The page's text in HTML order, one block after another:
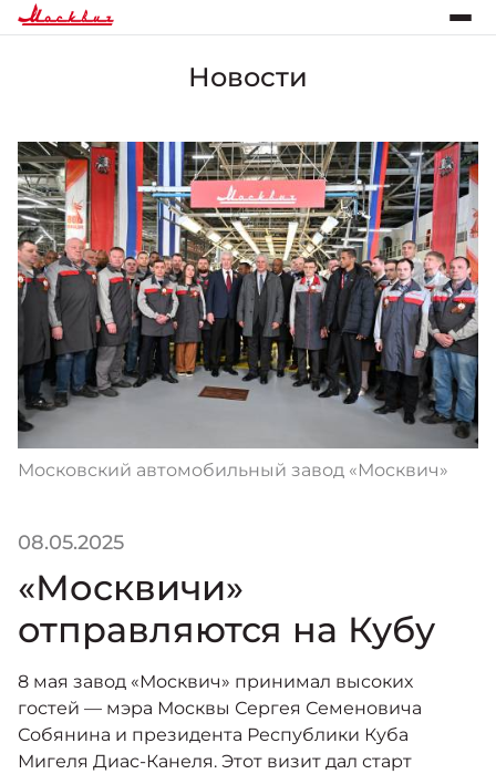
Новости
Московский автомобильный завод «Москвич»
08.05.2025
«Москвичи»
отправляются на Кубу
8 мая завод «Москвич» принимал высоких
гостей — мэра Москвы Сергея Семеновича
Собянина и президента Республики Куба
Мигеля Диас-Канеля. Этот визит дал старт